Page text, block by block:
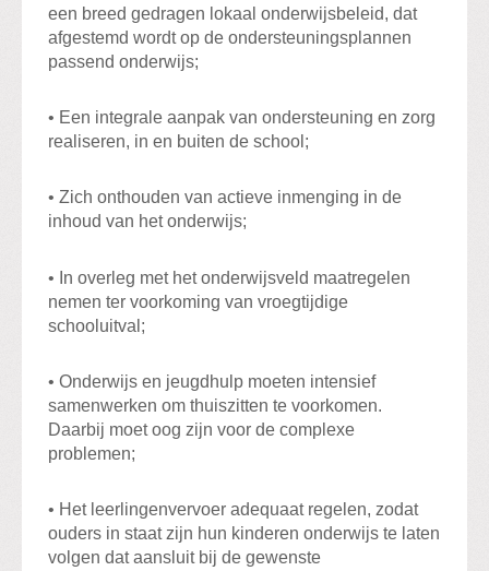
een breed gedragen lokaal onderwijsbeleid, dat
afgestemd wordt op de ondersteuningsplannen
passend onderwijs;
• Een integrale aanpak van ondersteuning en zorg
realiseren, in en buiten de school;
• Zich onthouden van actieve inmenging in de
inhoud van het onderwijs;
• In overleg met het onderwijsveld maatregelen
nemen ter voorkoming van vroegtijdige
schooluitval;
• Onderwijs en jeugdhulp moeten intensief
samenwerken om thuiszitten te voorkomen.
Daarbij moet oog zijn voor de complexe
problemen;
• Het leerlingenvervoer adequaat regelen, zodat
ouders in staat zijn hun kinderen onderwijs te laten
volgen dat aansluit bij de gewenste